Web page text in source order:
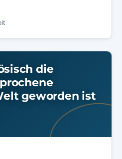
die
geworden ist